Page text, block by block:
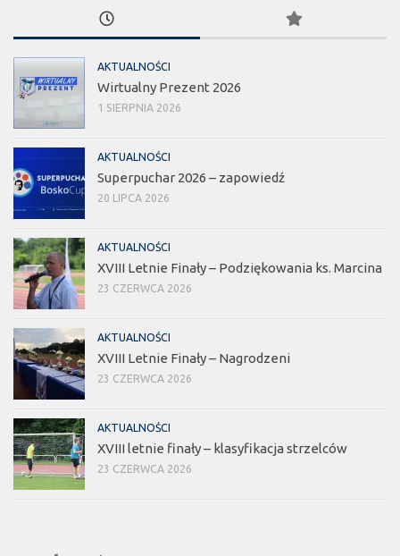
AKTUALNOŚCI
Wirtualny Prezent 2026
1 SIERPNIA 2026
AKTUALNOŚCI
Superpuchar 2026 – zapowiedź
20 LIPCA 2026
AKTUALNOŚCI
XVIII Letnie Finały – Podziękowania ks. Marcina
23 CZERWCA 2026
AKTUALNOŚCI
XVIII Letnie Finały – Nagrodzeni
23 CZERWCA 2026
AKTUALNOŚCI
XVIII letnie finały – klasyfikacja strzelców
23 CZERWCA 2026